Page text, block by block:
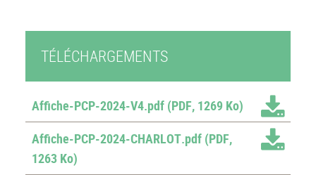
TÉLÉCHARGEMENTS
Affiche-PCP-2024-V4.pdf (PDF, 1269 Ko)
Affiche-PCP-2024-CHARLOT.pdf (PDF,
1263 Ko)